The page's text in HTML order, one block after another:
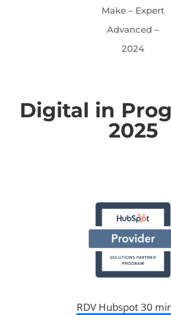
Make – Expert
Advanced –
2024
Digital in
2025
RDV Hubspot 30